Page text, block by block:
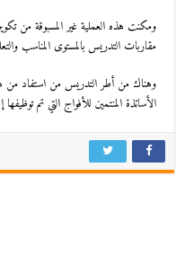
مقاربات التدريس بالمستوى المناسب
وهناك من أطر التدريس من استفاد من
الأساتذة المنتمين للأفواج التي تم توظيفها